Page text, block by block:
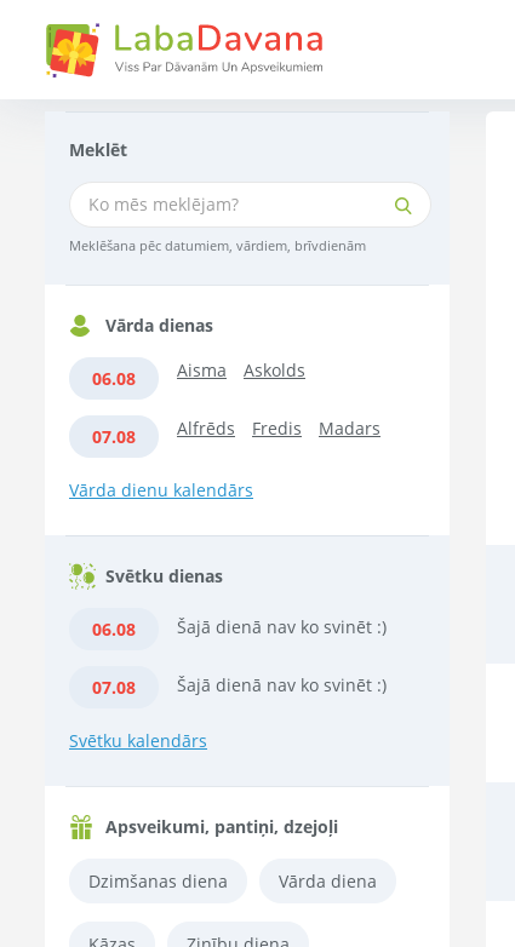
Meklēt
Meklēšana pēc datumiem, vārdiem, brīvdienām
Vārda dienas
06.08 Aisma Askolds
07.08 Alfrēds Fredis Madars
Vārda dienu kalendārs
Svētku dienas
06.08 Šajā dienā nav ko svinēt :)
07.08 Šajā dienā nav ko svinēt :)
Svētku kalendārs
Apsveikumi, pantiņi, dzejoļi
Dzimšanas diena Vārda diena